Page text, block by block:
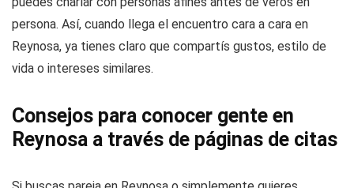
persona. Así, cuando llega el encuentro cara a cara en
Reynosa, ya tienes claro que compartís gustos, estilo de
vida o intereses similares.
Consejos para conocer gente en
Reynosa a través de páginas de citas